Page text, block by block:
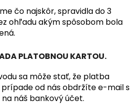
čo najskôr, spravidla do 3
ohľadu akým spôsobom bola
PLATOBNOU KARTOU.
sa môže stať, že platba
od nás obdržíte e-mail s
náš bankový účet.